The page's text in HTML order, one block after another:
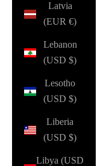
Latvia
(EUR €)
Lebanon
(USD $)
Lesotho
(USD $)
Liberia
(USD $)
Libya (USD